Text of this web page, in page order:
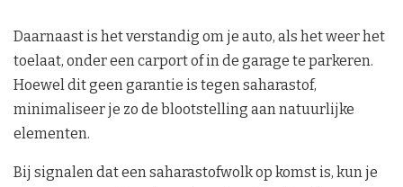
Daarnaast is het verstandig om je auto, als het weer het
toelaat, onder een carport of in de garage te parkeren.
Hoewel dit geen garantie is tegen saharastof,
minimaliseer je zo de blootstelling aan natuurlijke
elementen.
Bij signalen dat een saharastofwolk op komst is, kun je